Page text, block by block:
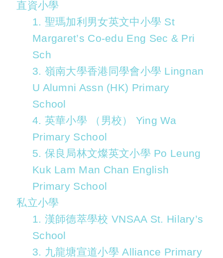
直資小學
1. 聖瑪加利男女英文中小學 St
Margaret’s Co-edu Eng Sec & Pri
Sch
3. 嶺南大學香港同學會小學 Lingnan
U Alumni Assn (HK) Primary
School
4. 英華小學 （男校） Ying Wa
Primary School
5. 保良局林文燦英文小學 Po Leung
Kuk Lam Man Chan English
Primary School
私立小學
1. 漢師德萃學校 VNSAA St. Hilary’s
School
3. 九龍塘宣道小學 Alliance Primary